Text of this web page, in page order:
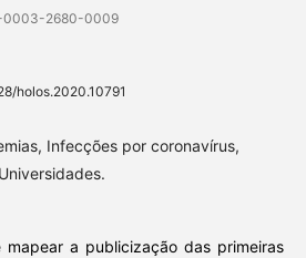
0003-2680-0009
holos.2020.10791
Infecções por coronavírus,
mapear a publicização das primeiras